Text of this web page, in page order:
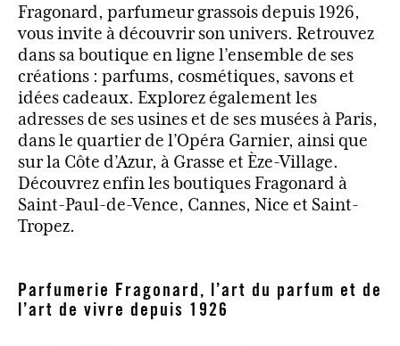
Fragonard, parfumeur grassois depuis 1926,
vous invite à découvrir son univers. Retrouvez
dans sa boutique en ligne l’ensemble de ses
créations : parfums, cosmétiques, savons et
idées cadeaux. Explorez également les
adresses de ses usines et de ses musées à Paris,
dans le quartier de l’Opéra Garnier, ainsi que
sur la Côte d’Azur, à Grasse et Èze-Village.
Découvrez enfin les boutiques Fragonard à
Saint-Paul-de-Vence, Cannes, Nice et Saint-
Tropez.
Parfumerie Fragonard, l’art du parfum et de
l’art de vivre depuis 1926